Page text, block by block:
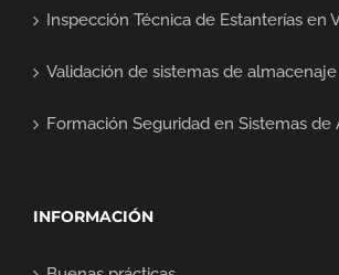
Inspección Técnica de Estanterías en
Validación de sistemas de almacenaje
Formación Seguridad en Sistemas de
INFORMACIÓN